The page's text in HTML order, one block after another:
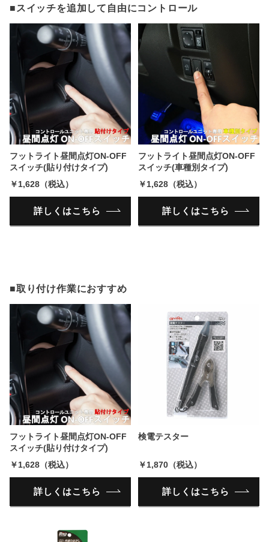
■スイッチを追加して自由にコントロール
フットライト昼間点灯ON-OFF
スイッチ(貼り付けタイプ)
￥1,628（税込）
詳しくはこちら
フットライト昼間点灯ON-OFF
スイッチ(車種別タイプ)
￥1,628（税込）
詳しくはこちら
■取り付け作業におすすめ
フットライト昼間点灯ON-OFF
スイッチ(貼り付けタイプ)
￥1,628（税込）
詳しくはこちら
検電テスター
￥1,870（税込）
詳しくはこちら